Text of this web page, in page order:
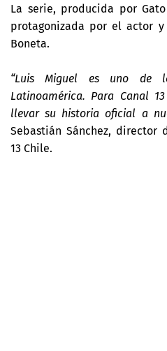
La serie, producida por
protagonizada por el actor
Boneta.
“Luis Miguel es uno de
Latinoamérica. Para Canal
llevar su historia oficial a
Sebastián Sánchez, director
13 Chile.